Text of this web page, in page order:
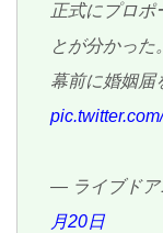
正式にプロポ
とが分かっ
幕前に婚姻届
— ライブドア
月20日